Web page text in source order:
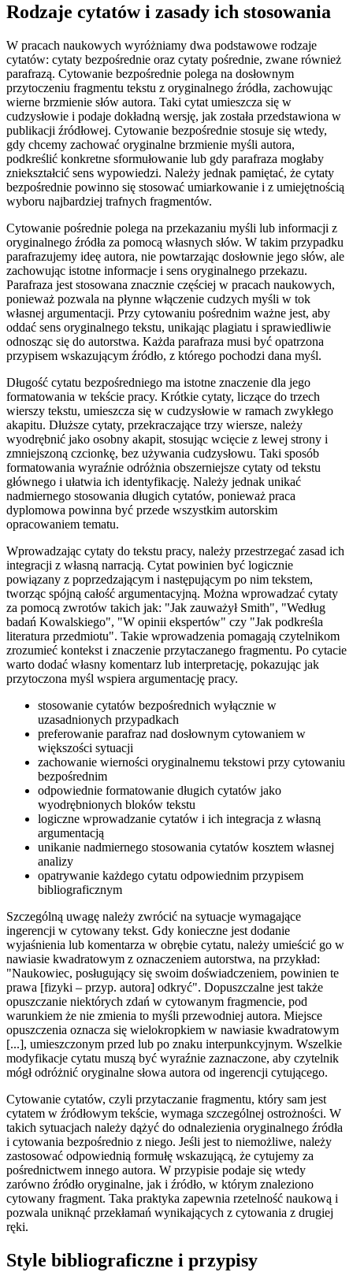
Rodzaje cytatów i zasady ich stosowania
W pracach naukowych wyróżniamy dwa podstawowe rodzaje
cytatów: cytaty bezpośrednie oraz cytaty pośrednie, zwane również
parafrazą. Cytowanie bezpośrednie polega na dosłownym
przytoczeniu fragmentu tekstu z oryginalnego źródła, zachowując
wierne brzmienie słów autora. Taki cytat umieszcza się w
cudzysłowie i podaje dokładną wersję, jak została przedstawiona w
publikacji źródłowej. Cytowanie bezpośrednie stosuje się wtedy,
gdy chcemy zachować oryginalne brzmienie myśli autora,
podkreślić konkretne sformułowanie lub gdy parafraza mogłaby
zniekształcić sens wypowiedzi. Należy jednak pamiętać, że cytaty
bezpośrednie powinno się stosować umiarkowanie i z umiejętnością
wyboru najbardziej trafnych fragmentów.
Cytowanie pośrednie polega na przekazaniu myśli lub informacji z
oryginalnego źródła za pomocą własnych słów. W takim przypadku
parafrazujemy ideę autora, nie powtarzając dosłownie jego słów, ale
zachowując istotne informacje i sens oryginalnego przekazu.
Parafraza jest stosowana znacznie częściej w pracach naukowych,
ponieważ pozwala na płynne włączenie cudzych myśli w tok
własnej argumentacji. Przy cytowaniu pośrednim ważne jest, aby
oddać sens oryginalnego tekstu, unikając plagiatu i sprawiedliwie
odnosząc się do autorstwa. Każda parafraza musi być opatrzona
przypisem wskazującym źródło, z którego pochodzi dana myśl.
Długość cytatu bezpośredniego ma istotne znaczenie dla jego
formatowania w tekście pracy. Krótkie cytaty, liczące do trzech
wierszy tekstu, umieszcza się w cudzysłowie w ramach zwykłego
akapitu. Dłuższe cytaty, przekraczające trzy wiersze, należy
wyodrębnić jako osobny akapit, stosując wcięcie z lewej strony i
zmniejszoną czcionkę, bez używania cudzysłowu. Taki sposób
formatowania wyraźnie odróżnia obszerniejsze cytaty od tekstu
głównego i ułatwia ich identyfikację. Należy jednak unikać
nadmiernego stosowania długich cytatów, ponieważ praca
dyplomowa powinna być przede wszystkim autorskim
opracowaniem tematu.
Wprowadzając cytaty do tekstu pracy, należy przestrzegać zasad ich
integracji z własną narracją. Cytat powinien być logicznie
powiązany z poprzedzającym i następującym po nim tekstem,
tworząc spójną całość argumentacyjną. Można wprowadzać cytaty
za pomocą zwrotów takich jak: "Jak zauważył Smith", "Według
badań Kowalskiego", "W opinii ekspertów" czy "Jak podkreśla
literatura przedmiotu". Takie wprowadzenia pomagają czytelnikom
zrozumieć kontekst i znaczenie przytaczanego fragmentu. Po cytacie
warto dodać własny komentarz lub interpretację, pokazując jak
przytoczona myśl wspiera argumentację pracy.
stosowanie cytatów bezpośrednich wyłącznie w
uzasadnionych przypadkach
preferowanie parafraz nad dosłownym cytowaniem w
większości sytuacji
zachowanie wierności oryginalnemu tekstowi przy cytowaniu
bezpośrednim
odpowiednie formatowanie długich cytatów jako
wyodrębnionych bloków tekstu
logiczne wprowadzanie cytatów i ich integracja z własną
argumentacją
unikanie nadmiernego stosowania cytatów kosztem własnej
analizy
opatrywanie każdego cytatu odpowiednim przypisem
bibliograficznym
Szczególną uwagę należy zwrócić na sytuacje wymagające
ingerencji w cytowany tekst. Gdy konieczne jest dodanie
wyjaśnienia lub komentarza w obrębie cytatu, należy umieścić go w
nawiasie kwadratowym z oznaczeniem autorstwa, na przykład:
"Naukowiec, posługujący się swoim doświadczeniem, powinien te
prawa [fizyki – przyp. autora] odkryć". Dopuszczalne jest także
opuszczanie niektórych zdań w cytowanym fragmencie, pod
warunkiem że nie zmienia to myśli przewodniej autora. Miejsce
opuszczenia oznacza się wielokropkiem w nawiasie kwadratowym
[...], umieszczonym przed lub po znaku interpunkcyjnym. Wszelkie
modyfikacje cytatu muszą być wyraźnie zaznaczone, aby czytelnik
mógł odróżnić oryginalne słowa autora od ingerencji cytującego.
Cytowanie cytatów, czyli przytaczanie fragmentu, który sam jest
cytatem w źródłowym tekście, wymaga szczególnej ostrożności. W
takich sytuacjach należy dążyć do odnalezienia oryginalnego źródła
i cytowania bezpośrednio z niego. Jeśli jest to niemożliwe, należy
zastosować odpowiednią formułę wskazującą, że cytujemy za
pośrednictwem innego autora. W przypisie podaje się wtedy
zarówno źródło oryginalne, jak i źródło, w którym znaleziono
cytowany fragment. Taka praktyka zapewnia rzetelność naukową i
pozwala uniknąć przekłamań wynikających z cytowania z drugiej
ręki.
Style bibliograficzne i przypisy